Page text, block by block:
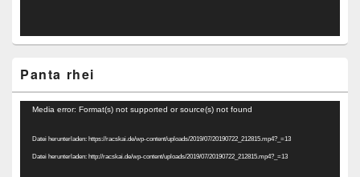
Panta rhei
Video-
Media error: Format(s) not supported or source(s) not found
Datei herunterladen: https://racskai.de/wp-content/uploads/2019/07/20190722_212815.mp4?_=13
Datei herunterladen: http://racskai.de/wp-content/uploads/2019/07/20190722_212815.mp4?_=13